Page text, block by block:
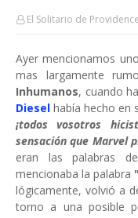
El Solitario de Providence
Ayer mencionamos
mas largamente
Inhumanos, cuando
Diesel había hecho en
¡todos vosotros
sensación que Marvel
eran las palabras
mencionaba la palabra
lógicamente, volvió a
torno a una posible